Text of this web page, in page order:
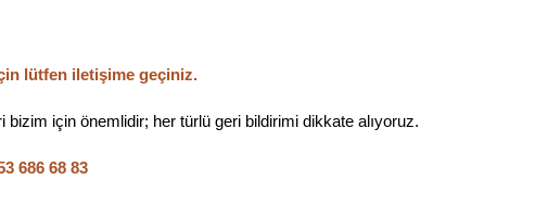
lütfen iletişime geçiniz.
için önemlidir; her türlü geri bildirimi dikkate alıyoruz.
686 68 83